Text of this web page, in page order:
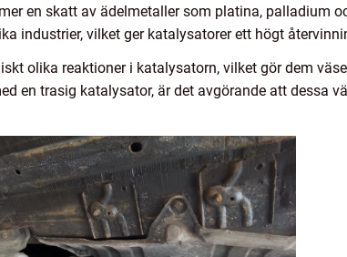
en skatt av ädelmetaller som platina, palladium
industrier, vilket ger katalysatorer ett högt
olika reaktioner i katalysatorn, vilket gör dem
en trasig katalysator, är det avgörande att dessa